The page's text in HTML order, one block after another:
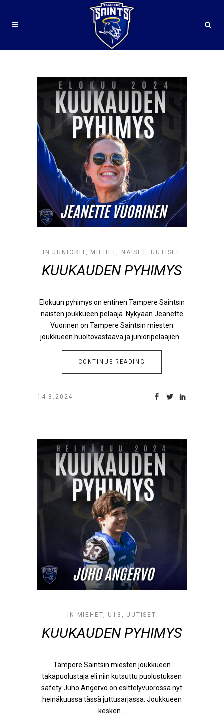
IN JUNIORIT, MIEHET, NAISET, UUTISET
KUUKAUDEN PYHIMYS
Elokuun pyhimys on entinen Tampere Saintsin
naisten joukkueen pelaaja. Nykyään Jeanette
Vuorinen on Tampere Saintsin miesten
joukkueen huoltovastaava ja junioripelaajien...
CONTINUE READING
14.8.2024
IN MIEHET, U13 , UUTISET
KUUKAUDEN PYHIMYS
Tampere Saintsin miesten joukkueen
takapuolustaja eli niin kutsuttu puolustuksen
safety Juho Angervo on esittelyvuorossa nyt
heinäkuussa tässä juttusarjassa. Joukkueen
kesken...